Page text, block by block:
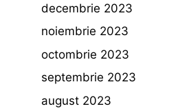
decembrie 2023
noiembrie 2023
octombrie 2023
septembrie 2023
august 2023